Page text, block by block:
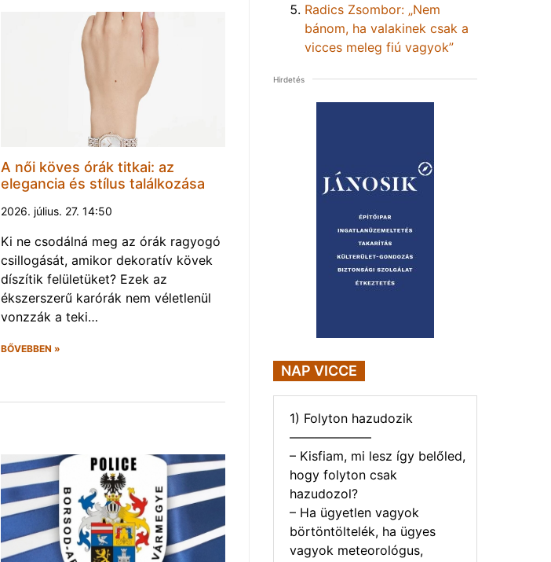
A női köves órák titkai: az
elegancia és stílus találkozása
2026. július. 27. 14:50
Ki ne csodálná meg az órák ragyogó
csillogását, amikor dekoratív kövek
díszítik felületüket? Ezek az
ékszerszerű karórák nem véletlenül
vonzzák a teki…
BŐVEBBEN »
Radics Zsombor: „Nem
bánom, ha valakinek csak a
vicces meleg fiú vagyok”
Hirdetés
NAP VICCE
1) Folyton hazudozik
——————–
– Kisfiam, mi lesz így belőled,
hogy folyton csak
hazudozol?
– Ha ügyetlen vagyok
börtöntöltelék, ha ügyes
vagyok meteorológus,